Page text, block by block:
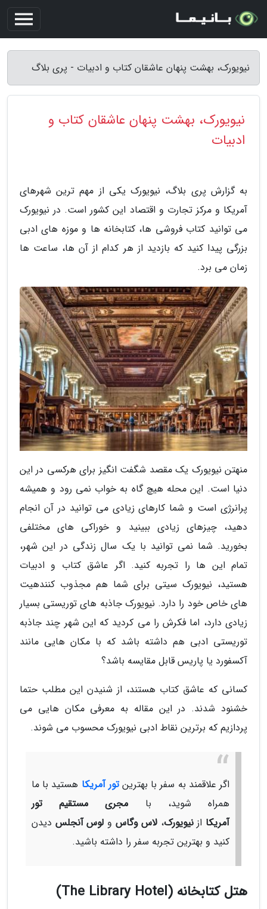
نیویورک، بهشت پنهان عاشقان کتاب و ادبیات - پری بلاگ
نیویورک، بهشت پنهان عاشقان کتاب و
ادبیات
به گزارش پری بلاگ، نیویورک یکی از مهم ترین شهرهای
آمریکا و مرکز تجارت و اقتصاد این کشور است. در نیویورک
می توانید کتاب فروشی ها، کتابخانه ها و موزه های ادبی
بزرگی پیدا کنید که بازدید از هر کدام از آن ها، ساعت ها
زمان می برد.
منهتن نیویورک یک مقصد شگفت انگیز برای هرکسی در این
دنیا است. این محله هیچ گاه به خواب نمی رود و همیشه
پرانرژی است و شما کارهای زیادی می توانید در آن انجام
دهید، چیزهای زیادی ببینید و خوراکی های مختلفی
بخورید. شما نمی توانید با یک سال زندگی در این شهر،
تمام این ها را تجربه کنید. اگر عاشق کتاب و ادبیات
هستید، نیویورک سیتی برای شما هم مجذوب کنندهیت
های خاص خود را دارد. نیویورک جاذبه های توریستی بسیار
زیادی دارد، اما فکرش را می کردید که این شهر چند جاذبه
توریستی ادبی هم داشته باشد که با مکان هایی مانند
آکسفورد یا پاریس قابل مقایسه باشد؟
کسانی که عاشق کتاب هستند، از شنیدن این مطلب حتما
خشنود شدند. در این مقاله به معرفی مکان هایی می
پردازیم که برترین نقاط ادبی نیویورک محسوب می شوند.
اگر علاقمند به سفر با بهترینتور آمریکا هستید با ما
همراه شوید، با مجری مستقیم تور
آمریکا ازنیویورک، لاس وگاس و لوس آنجلس دیدن
کنید و بهترین تجربه سفر را داشته باشید.
هتل کتابخانه (The Library Hotel)